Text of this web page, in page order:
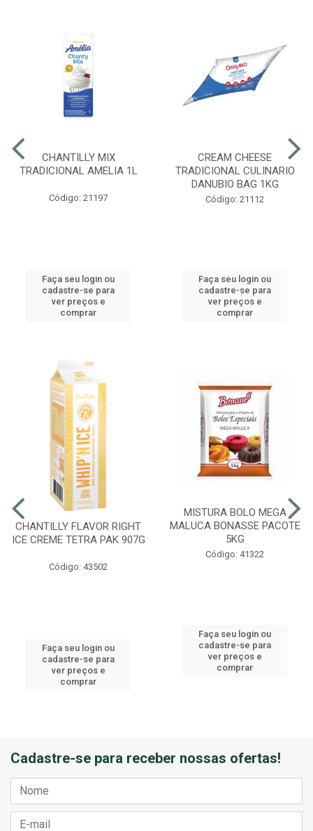
CHANTILLY MIX
TRADICIONAL AMELIA 1L
Código: 21197
Faça seu login ou
cadastre-se para
ver preços e
comprar
CREAM CHEESE
TRADICIONAL CULINARIO
DANUBIO BAG 1KG
Código: 21112
Faça seu login ou
cadastre-se para
ver preços e
comprar
CHANTILLY FLAVOR RIGHT
ICE CREME TETRA PAK 907G
Código: 43502
Faça seu login ou
cadastre-se para
ver preços e
comprar
MISTURA BOLO MEGA
MALUCA BONASSE PACOTE
5KG
Código: 41322
Faça seu login ou
cadastre-se para
ver preços e
comprar
Cadastre-se para receber nossas ofertas!